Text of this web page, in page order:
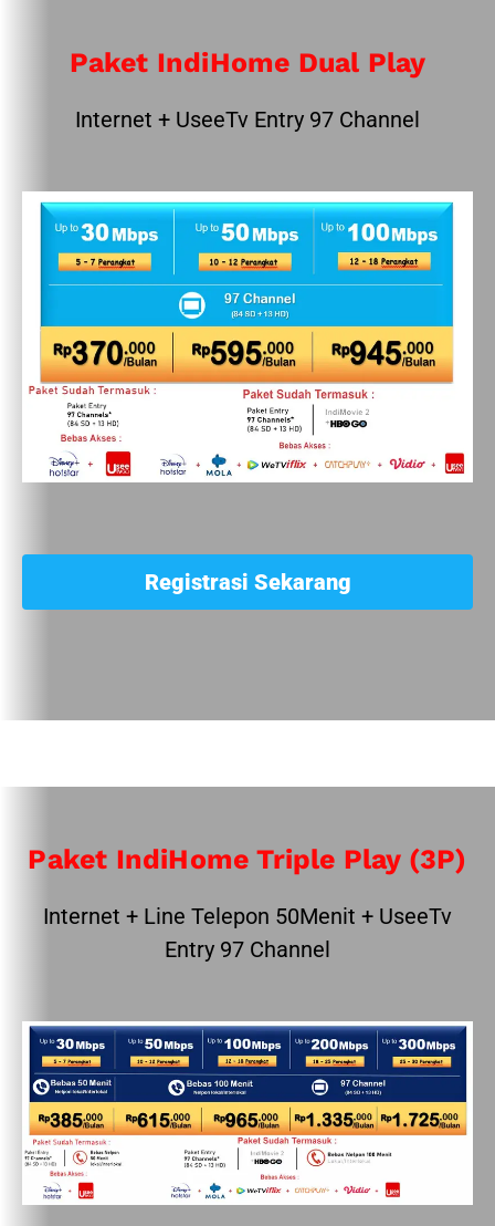
Paket IndiHome Dual Play
Internet + UseeTv Entry 97 Channel
Registrasi Sekarang
Paket IndiHome Triple Play (3P)
Internet + Line Telepon 50Menit + UseeTv
Entry 97 Channel